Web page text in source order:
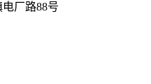
厂路88号